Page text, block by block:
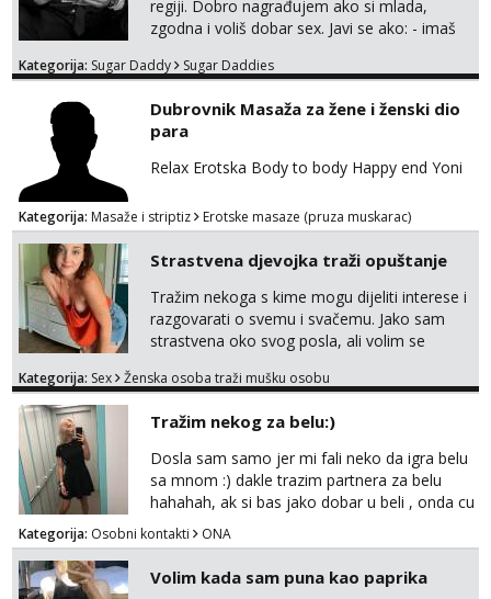
me tamo, cekam te!
regiji. Dobro nagrađujem ako si mlada,
zgodna i voliš dobar sex. Javi se ako: - imaš
kosu - se dobro ljubiš - si fleksibilna s
dostupna radnim danom (vikendi i noći su za
obitelj) - vodiš brigu o zdravlju i koristiš
zaštitu Ne javljajte se: - debele - frajeri i
Kategorija: Sugar Daddy Sugar Daddies
Dubrovnik Masaža za žene i ženski dio
para
Relax Erotska Body to body Happy end Yoni
Kategorija: Masaže i striptiz Erotske masaze (pruza muskarac)
Strastvena djevojka traži opuštanje
Tražim nekoga s kime mogu dijeliti interese i
razgovarati o svemu i svačemu. Jako sam
strastvena oko svog posla, ali volim se
Voljela bi naci nekoga pa da se nemoram
ispod i nadji me tamo, cekam te!
Kategorija: Sex Ženska osoba traži mušku osobu
Tražim nekog za belu:)
Dosla sam samo jer mi fali neko da igra belu
sa mnom :) dakle trazim partnera za belu
hahahah, ak si bas jako dobar u beli , onda cu
razmislit za dalje Klikni na link ispod i nadji me
tamo, cekam te!
Kategorija: Osobni kontakti ONA
Volim kada sam puna kao paprika